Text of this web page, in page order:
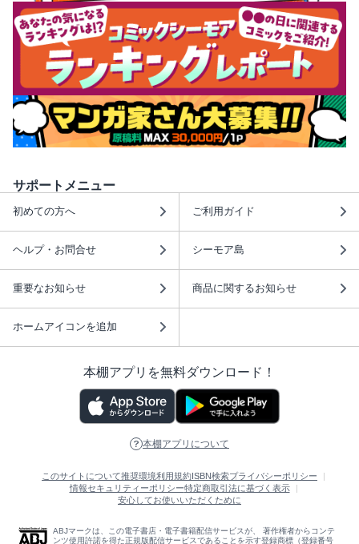
サポートメニュー
初めての方へ ご利用ガイド
ヘルプ・お問合せ シーモア島
重要なお知らせ 商品に関するお知らせ
ホームアイコンを追加
本棚アプリを無料ダウンロード！
本棚アプリについて
このサイトについて推奨環境利用規約ISBN検索プライバシーポリシー
情報セキュリティーポリシー特定商取引法に基づく表示
安心してお使いいただくために
ABJマークは、この電子書店・電子書籍配信サービスが、 著作権者からコンテ
ンツ使用許諾を得た正規版配信サービスであることを示す登録商標（登録番号